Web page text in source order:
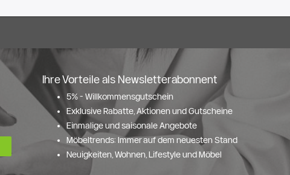
Ihre Vorteile als Newsletterabonnent
5% - Willkommensgutschein
Exklusive Rabatte, Aktionen und Gutscheine
Einmalige und saisonale Angebote
Möbeltrends: Immer auf dem neuesten Stand
Neuigkeiten, Wohnen, Lifestyle und Möbel